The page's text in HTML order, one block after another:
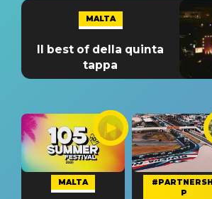
MALTA
Il best of della quinta
tappa
MALTA
#PARTNERSHI
P